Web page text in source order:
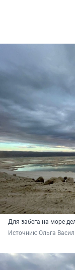
Для забега на море
Источник: Ольга